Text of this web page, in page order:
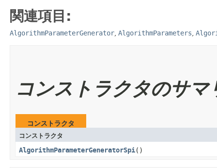
関連項目:
AlgorithmParameterGenerator AlgorithmParameters
コンストラクタのサマ
コンストラクタ
コンストラクタ
AlgorithmParameterGeneratorSpi()